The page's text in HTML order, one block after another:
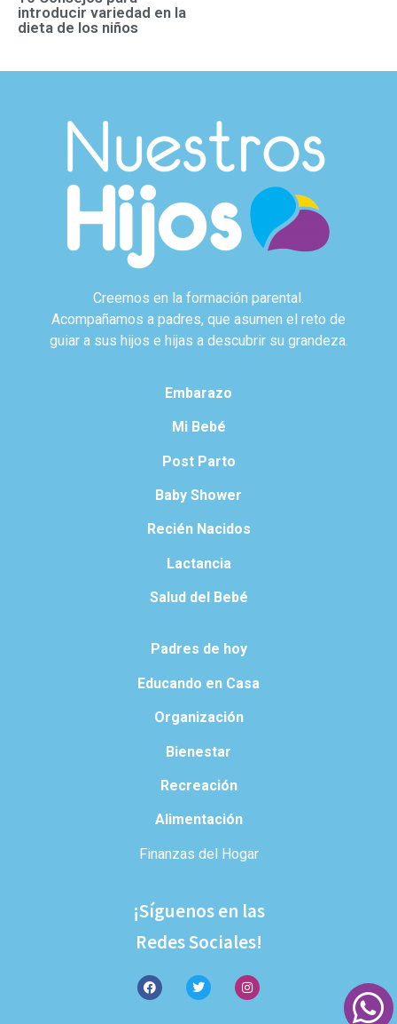
introducir variedad en la
dieta de los niños
Creemos en la formación parental.
Acompañamos a padres, que asumen el reto de
guiar a sus hijos e hijas a descubrir su grandeza.
Embarazo
Mi Bebé
Post Parto
Baby Shower
Recién Nacidos
Lactancia
Salud del Bebé
Padres de hoy
Educando en Casa
Organización
Bienestar
Recreación
Alimentación
Finanzas del Hogar
¡Síguenos en las
Redes Sociales!